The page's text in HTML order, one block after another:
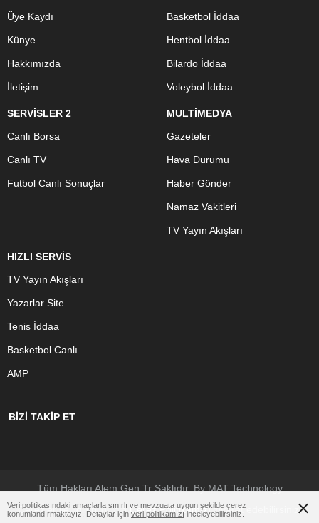
Üye Kaydı
Künye
Hakkımızda
İletişim
Basketbol İddaa
Hentbol İddaa
Bilardo İddaa
Voleybol İddaa
SERVİSLER 2
Canlı Borsa
Canlı TV
Futbol Canlı Sonuçlar
MULTİMEDYA
Gazeteler
Hava Durumu
Haber Gönder
Namaz Vakitleri
TV Yayın Akışları
HIZLI SERVİS
TV Yayın Akışları
Yazarlar Site
Tenis İddaa
Basketbol Canlı
AMP
BİZİ TAKİP ET
Tüm Hakları Alem.Gen.Tr Saklıdır. By MAT Technology
Çerezler ile ilgili bilgi için Çerez Politikamızıziyaret edebilirsiniz.
Veri politikasındaki amaçlarla sınırlı ve mevzuata uygun şekilde çerez
konumlandırmaktayız. Detaylar için veri politikamızı inceleyebilirsiniz.